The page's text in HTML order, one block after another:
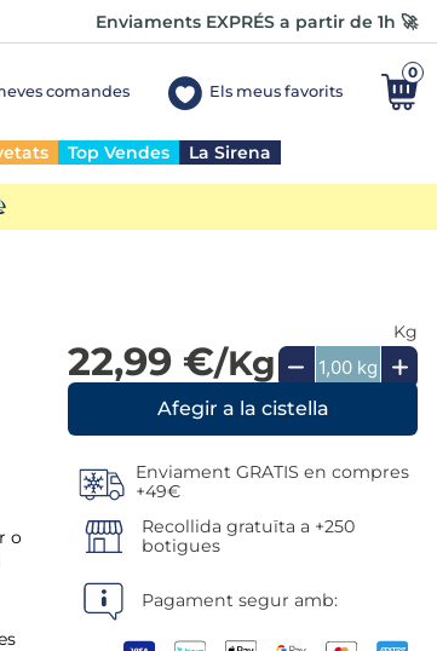
Enviaments EXPRÉS a partir de 1h 🚀
comandes Els meus favorits
0
Top Vendes La Sirena
o
22,99 €/Kg
Kg
Enviament GRATIS en compres
+49€
Recollida gratuïta a +250
botigues
Pagament segur amb: